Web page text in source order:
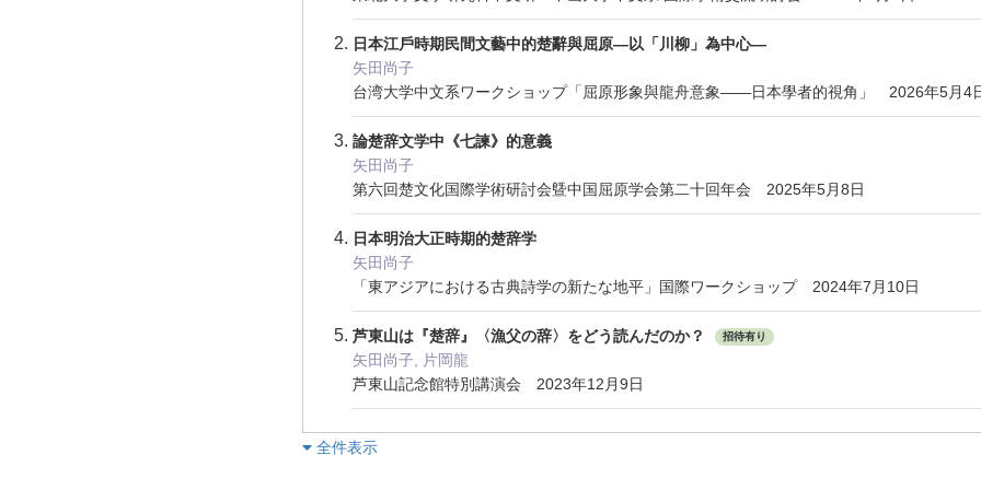
日本江戶時期民間文藝中的楚辭與屈原—以「川柳」為中心—
矢田尚子
台湾大学中文系ワークショップ「屈原形象與龍舟意象——日本學者的視角」 2026年5月4
論楚辞文学中《七諫》的意義
矢田尚子
第六回楚文化国際学術研討会曁中国屈原学会第二十回年会 2025年5月8日
日本明治大正時期的楚辞学
矢田尚子
「東アジアにおける古典詩学の新たな地平」国際ワークショップ 2024年7月10日
芦東山は『楚辞』〈漁父の辞〉をどう読んだのか？ 招待有り
矢田尚子, 片岡龍
芦東山記念館特別講演会 2023年12月9日
︎全件表示